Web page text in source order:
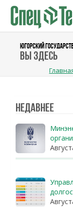
ЮГОРСКИЙ
Вы здесь
Недавнее